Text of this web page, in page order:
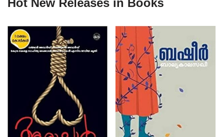
Hot New Releases in Books